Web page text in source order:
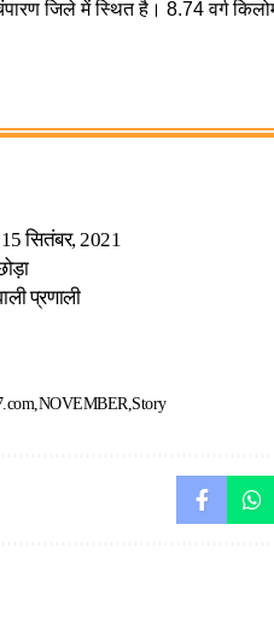
जिले में स्थित है। 8.74 वर्ग
सितंबर, 2021
प्रणाली
NOVEMBER Story